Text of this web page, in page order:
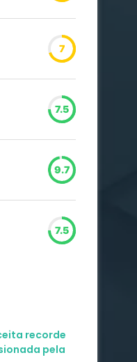
7
7.5
9.7
7.5
recorde
pela